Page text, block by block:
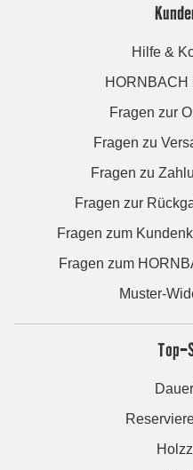
Hilfe &
HORNBACH
Fragen zur
Fragen zu
Fragen zu
Fragen zur
Fragen zum
Fragen zum
Muster-
Top-